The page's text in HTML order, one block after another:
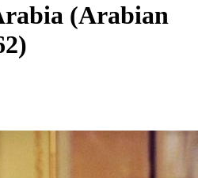
(Arabian